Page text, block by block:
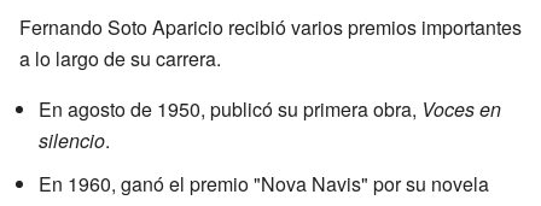
Fernando Soto Aparicio recibió varios premios importantes
a lo largo de su carrera.
En agosto de 1950, publicó su primera obra, Voces en
silencio.
En 1960, ganó el premio "Nova Navis" por su novela